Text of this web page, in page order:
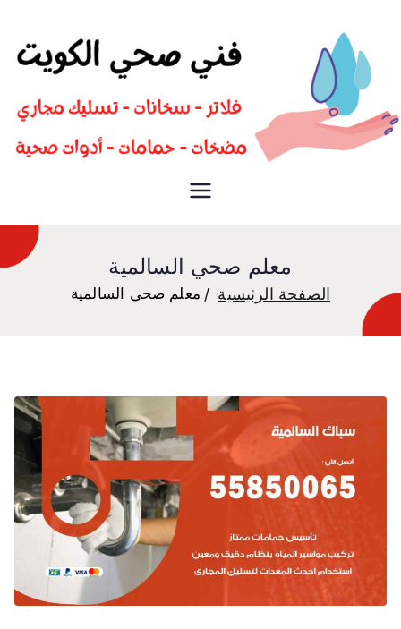
سباك صحي تسليك مجاري افضل
معلم صحي السالمية
الصفحة الرئيسية معلم صحي السالمية